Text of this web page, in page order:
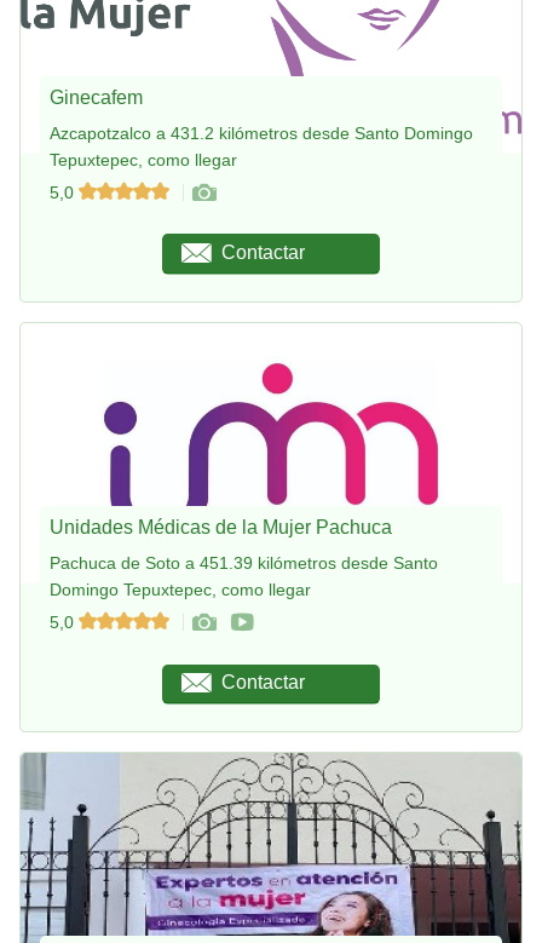
Ginecafem
Azcapotzalco a 431.2 kilómetros desde Santo Domingo
Tepuxtepec, como llegar
5,0
Contactar
Unidades Médicas de la Mujer Pachuca
Pachuca de Soto a 451.39 kilómetros desde Santo
Domingo Tepuxtepec, como llegar
5,0
Contactar